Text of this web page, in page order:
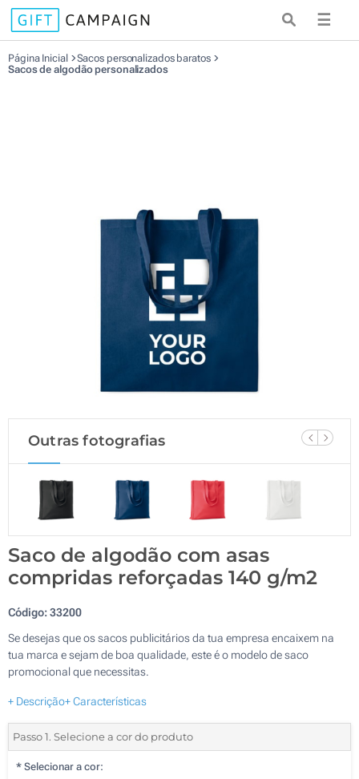
☰
Página Inicial
Sacos personalizados baratos
Sacos de algodão personalizados
Outras fotografias
Saco de algodão com asas
compridas reforçadas 140 g/m2
Código:33200
Se desejas que os sacos publicitários da tua empresa encaixem na
tua marca e sejam de boa qualidade, este é o modelo de saco
promocional que necessitas.
+ Descrição+ Características
Passo 1. Selecione a cor do produto
* Selecionar a cor: